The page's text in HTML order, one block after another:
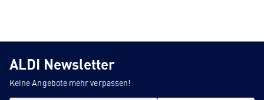
ALDI Newsletter
Keine Angebote mehr verpassen!